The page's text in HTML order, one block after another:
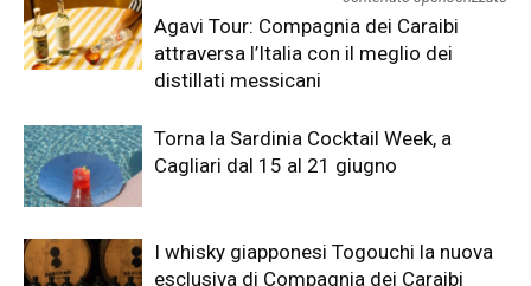
Agavi Tour: Compagnia dei Caraibi
attraversa l’Italia con il meglio dei
distillati messicani
Torna la Sardinia Cocktail Week, a
Cagliari dal 15 al 21 giugno
I whisky giapponesi Togouchi la nuova
esclusiva di Compagnia dei Caraibi